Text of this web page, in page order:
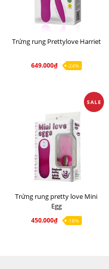
Trứng rung Prettylove Harriet
649.000₫ -24%
SALE
Trứng rung pretty love Mini
Egg
450.000₫ -18%